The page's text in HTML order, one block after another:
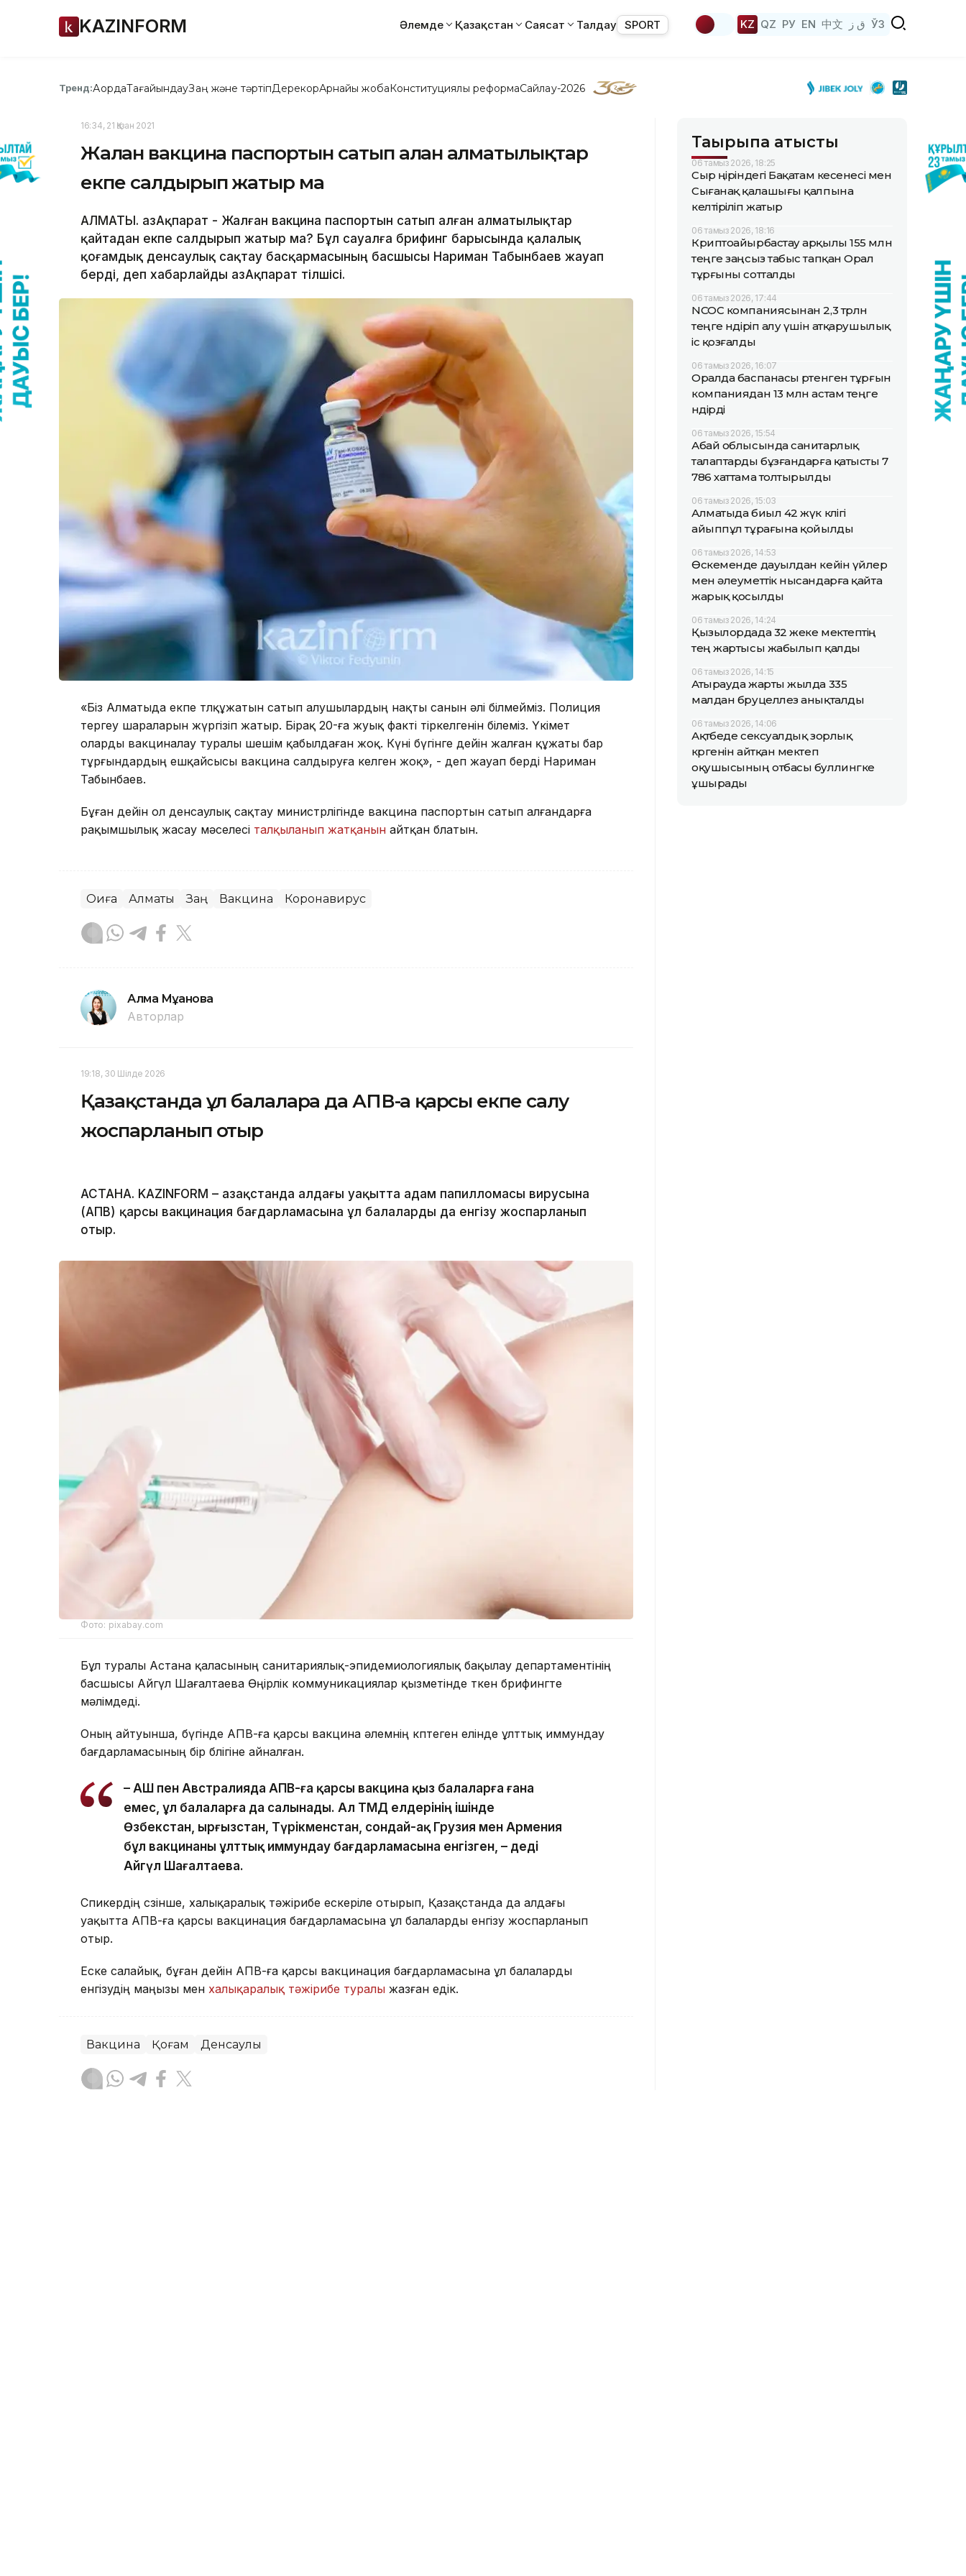
KAZINFORM Әлемде Қазақстан Саясат Талдау SPORT KZ QZ РУ EN 中文 ق ز ЎЗ
Тренд:АқордаТағайындауЗаң және тәртіпДерекқорАрнайы жобаКонституциялық реформаСайлау-2026
16:34, 21 Қазан 2021
Жалған вакцина паспортын сатып алған алматылықтар
екпе салдырып жатыр ма
АЛМАТЫ. ҚазАқпарат - Жалған вакцина паспортын сатып алған алматылықтар
қайтадан екпе салдырып жатыр ма? Бұл сауалға брифинг барысында қалалық
қоғамдық денсаулық сақтау басқармасының басшысы Нариман Табынбаев жауап
берді, деп хабарлайды ҚазАқпарат тілшісі.
«Біз Алматыда екпе төлқұжатын сатып алушылардың нақты санын әлі білмейміз. Полиция
тергеу шараларын жүргізіп жатыр. Бірақ 20-ға жуық факті тіркелгенін білеміз. Үкімет
оларды вакциналау туралы шешім қабылдаған жоқ. Күні бүгінге дейін жалған құжаты бар
тұрғындардың ешқайсысы вакцина салдыруға келген жоқ», - деп жауап берді Нариман
Табынбаев.
Бұған дейін ол денсаулық сақтау министрлігінде вакцина паспортын сатып алғандарға
рақымшылық жасау мәселесі талқыланып жатқанын айтқан блатын.
Оқиға Алматы Заң Вакцина Коронавирус
Алма Мұқанова
Авторлар
19:18, 30 Шілде 2026
Қазақстанда ұл балаларға да АПВ-ға қарсы екпе салу
жоспарланып отыр
АСТАНА. KAZINFORM – Қазақстанда алдағы уақытта адам папилломасы вирусына
(АПВ) қарсы вакцинация бағдарламасына ұл балаларды да енгізу жоспарланып
отыр.
Фото: pixabay.com
Бұл туралы Астана қаласының санитариялық-эпидемиологиялық бақылау департаментінің
басшысы Айгүл Шағалтаева Өңірлік коммуникациялар қызметінде өткен брифингте
мәлімдеді.
Оның айтуынша, бүгінде АПВ-ға қарсы вакцина әлемнің көптеген елінде ұлттық иммундау
бағдарламасының бір бөлігіне айналған.
– АҚШ пен Австралияда АПВ-ға қарсы вакцина қыз балаларға ғана
емес, ұл балаларға да салынады. Ал ТМД елдерінің ішінде
Өзбекстан, Қырғызстан, Түрікменстан, сондай-ақ Грузия мен Армения
бұл вакцинаны ұлттық иммундау бағдарламасына енгізген, – деді
Айгүл Шағалтаева.
Спикердің сөзінше, халықаралық тәжірибе ескеріле отырып, Қазақстанда да алдағы
уақытта АПВ-ға қарсы вакцинация бағдарламасына ұл балаларды енгізу жоспарланып
отыр.
Еске салайық, бұған дейін АПВ-ға қарсы вакцинация бағдарламасына ұл балаларды
енгізудің маңызы мен халықаралық тәжірибе туралы жазған едік.
Вакцина Қоғам Денсаулық
Тақырыпқа қатысты
06 тамыз 2026, 18:25
Сыр өңіріндегі Бақатам кесенесі мен
Сығанақ қалашығы қалпына
келтіріліп жатыр
06 тамыз 2026, 18:16
Криптоайырбастау арқылы 155 млн
теңге заңсыз табыс тапқан Орал
тұрғыны сотталды
06 тамыз 2026, 17:44
NCOC компаниясынан 2,3 трлн
теңге өндіріп алу үшін атқарушылық
іс қозғалды
06 тамыз 2026, 16:07
Оралда баспанасы өртенген тұрғын
компаниядан 13 млн астам теңге
өндірді
06 тамыз 2026, 15:54
Абай облысында санитарлық
талаптарды бұзғандарға қатысты 7
786 хаттама толтырылды
06 тамыз 2026, 15:03
Алматыда биыл 42 жүк көлігі
айыппұл тұрағына қойылды
06 тамыз 2026, 14:53
Өскеменде дауылдан кейін үйлер
мен әлеуметтік нысандарға қайта
жарық қосылды
06 тамыз 2026, 14:24
Қызылордада 32 жеке мектептің
тең жартысы жабылып қалды
06 тамыз 2026, 14:15
Атырауда жарты жылда 335
малдан бруцеллез анықталды
06 тамыз 2026, 14:06
Ақтөбеде сексуалдық зорлық
көргенін айтқан мектеп
оқушысының отбасы буллингке
ұшырады